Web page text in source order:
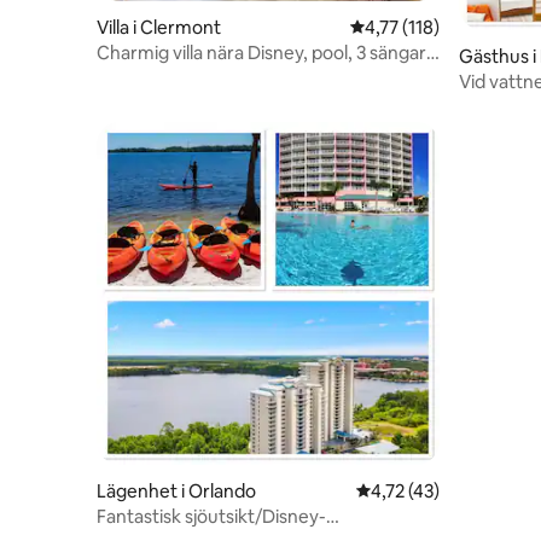
Villa i Clermont 4,77 av 5 i
4,77 (118)
Charmig villa nära Disney, pool, 3 sängar,
Gästhus
Vid
Lägenhet i Orlando 4,72 av 5 i
4,72 (43)
Fantastisk sjöutsikt/Disney-